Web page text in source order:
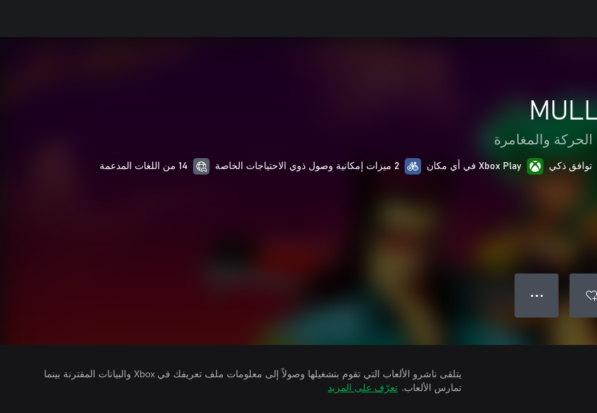
الحركة والمغامرة
توافق ذكي Xbox Play في أي مكان 2 ميزات إمكانية وصول ذوي الاحتياجات الخاصة 14 من اللغات المدعمة
● ● ●
يتلقى ناشرو الألعاب التي تقوم بتشغيلها وصولاً إلى معلومات ملف تعريفك في Xbox والبيانات المقترنة بينما
تمارس الألعاب. تعرّف على المزيد